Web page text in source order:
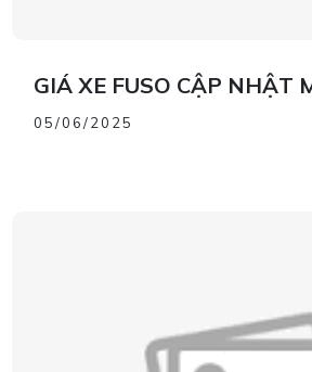
GIÁ XE FUSO CẬP NHẬT
05/06/2025